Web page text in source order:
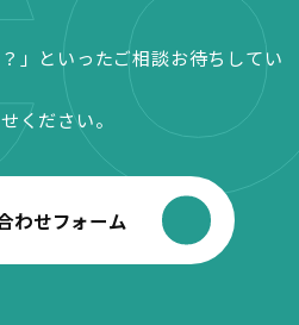
」といったご相談お待ちしてい
ください。
わせフォーム